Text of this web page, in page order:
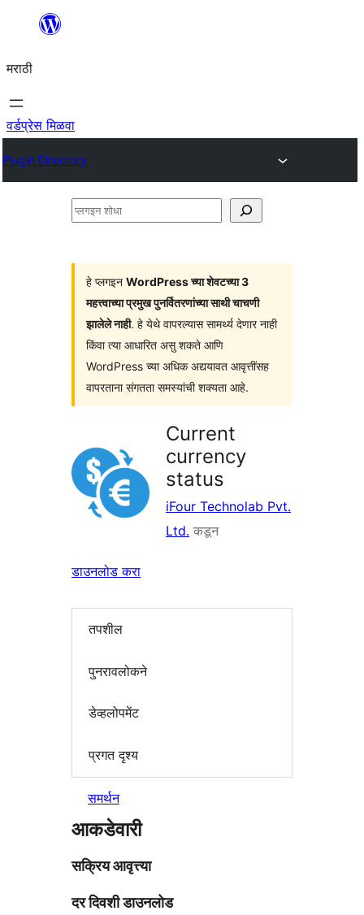
सामुग्रीवर
मराठी
वर्डप्रेस मिळवा
Plugin Directory
प्लगइन
हे प्लगइन WordPress च्या शेवटच्या 3
महत्त्वाच्या प्रमुख पुनर्वितरणांच्या साथी चाचणी
झालेले नाही. हे येथे वापरल्यास सामर्थ्य देणार नाही
किंवा त्या आधारित असु शकते आणि
WordPress च्या अधिक अद्ययावत आवृत्तींसह
वापरताना संगतता समस्यांची शक्यता आहे.
Current
currency
status
iFour Technolab Pvt.
Ltd. कडून
डाउनलोड करा
तपशील
पुनरावलोकने
डेव्हलोपमेंट
प्रगत दृश्य
समर्थन
आकडेवारी
सक्रिय आवृत्त्या
दर दिवशी डाउनलोड